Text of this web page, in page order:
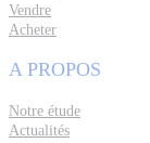
Vendre
Acheter
A PROPOS
Notre étude
Actualités